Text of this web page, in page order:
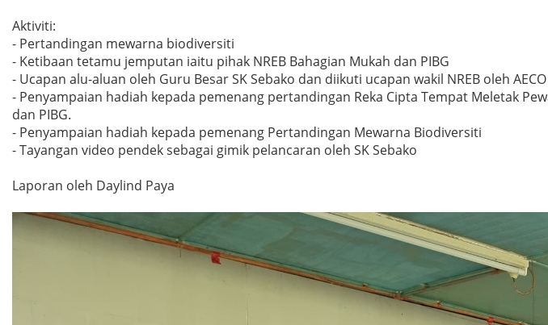
Aktiviti:
- Pertandingan mewarna biodiversiti
- Ketibaan tetamu jemputan iaitu pihak NREB Bahagian Mukah dan PIBG
- Ucapan alu-aluan oleh Guru Besar SK Sebako dan diikuti ucapan wakil NREB oleh
- Penyampaian hadiah kepada pemenang pertandingan Reka Cipta Tempat Meletak
dan PIBG.
- Penyampaian hadiah kepada pemenang Pertandingan Mewarna Biodiversiti
- Tayangan video pendek sebagai gimik pelancaran oleh SK Sebako
Laporan oleh Daylind Paya